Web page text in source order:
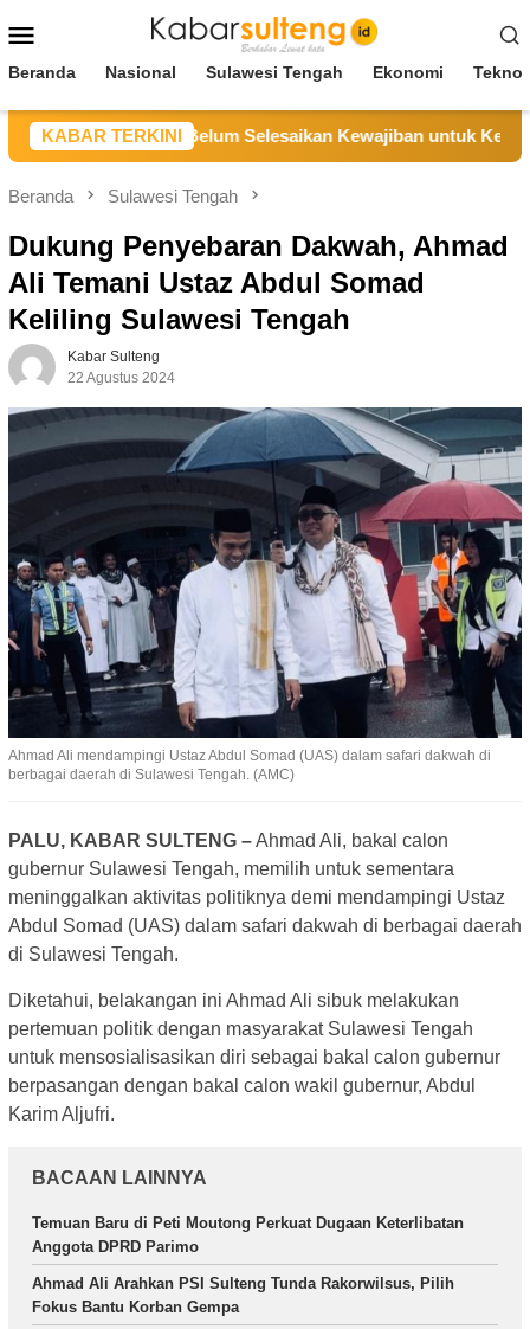
ke
Mobile
Beranda Nasional Sulawesi Tengah Ekonomi
KABAR TERKINI
CV BBN Belum Selesaikan Kewajiban untuk Kegiatan
Beranda Sulawesi Tengah
Dukung Penyebaran Dakwah, Ahmad
Ali Temani Ustaz Abdul Somad
Keliling Sulawesi Tengah
Kabar Sulteng
22 Agustus 2024
Ahmad Ali mendampingi Ustaz Abdul Somad (UAS) dalam safari dakwah di
berbagai daerah di Sulawesi Tengah. (AMC)
PALU, KABAR SULTENG –Ahmad Ali, bakal calon
gubernur Sulawesi Tengah, memilih untuk sementara
meninggalkan aktivitas politiknya demi mendampingi Ustaz
Abdul Somad (UAS) dalam safari dakwah di berbagai daerah
di Sulawesi Tengah.
Diketahui, belakangan ini Ahmad Ali sibuk melakukan
pertemuan politik dengan masyarakat Sulawesi Tengah
untuk mensosialisasikan diri sebagai bakal calon gubernur
berpasangan dengan bakal calon wakil gubernur, Abdul
Karim Aljufri.
BACAAN LAINNYA
Temuan Baru di Peti Moutong Perkuat Dugaan Keterlibatan
Anggota DPRD Parimo
Ahmad Ali Arahkan PSI Sulteng Tunda Rakorwilsus, Pilih
Fokus Bantu Korban Gempa